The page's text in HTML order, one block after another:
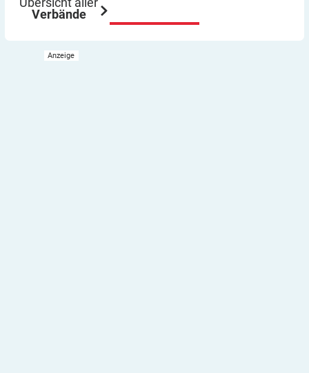
Übersicht aller
Verbände